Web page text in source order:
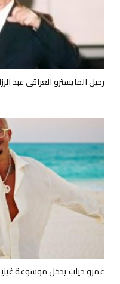
رحيل المايسترو العراقي عبد
عمرو دياب يدخل موسوعة